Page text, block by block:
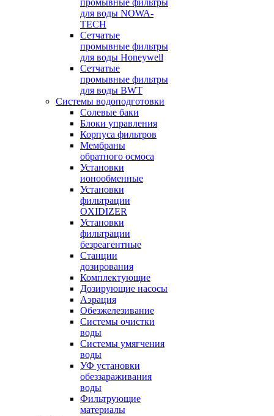
промывные фильтры
для воды NOWA-
TECH
Сетчатые
промывные фильтры
для воды Honeywell
Сетчатые
промывные фильтры
для воды BWT
Системы водоподготовки
Солевые баки
Блоки управления
Корпуса фильтров
Мембраны
обратного осмоса
Установки
ионообменные
Установки
фильтрации
OXIDIZER
Установки
фильтрации
безреагентные
Станции
дозирования
Комплектующие
Дозирующие насосы
Аэрация
Обезжелезивание
Системы очистки
воды
Системы умягчения
воды
УФ установки
обеззараживания
воды
Фильтрующие
материалы